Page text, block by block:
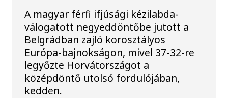
A magyar férfi ifjúsági kézilabda-
válogatott negyeddöntőbe jutott a
Belgrádban zajló korosztályos
Európa-bajnokságon, mivel 37-32-re
legyőzte Horvátországot a
középdöntő utolsó fordulójában,
kedden.